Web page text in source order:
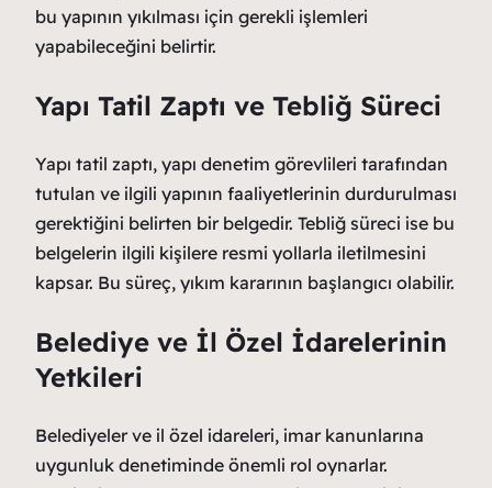
bu yapının yıkılması için gerekli işlemleri
yapabileceğini belirtir.
Yapı Tatil Zaptı ve Tebliğ Süreci
Yapı tatil zaptı, yapı denetim görevlileri tarafından
tutulan ve ilgili yapının faaliyetlerinin durdurulması
gerektiğini belirten bir belgedir. Tebliğ süreci ise bu
belgelerin ilgili kişilere resmi yollarla iletilmesini
kapsar. Bu süreç, yıkım kararının başlangıcı olabilir.
Belediye ve İl Özel İdarelerinin
Yetkileri
Belediyeler ve il özel idareleri, imar kanunlarına
uygunluk denetiminde önemli rol oynarlar.